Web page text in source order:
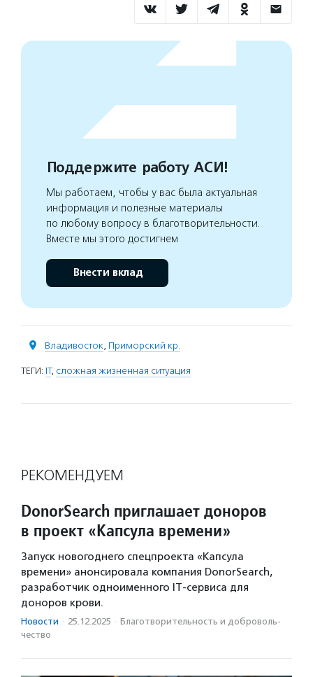
Поддержите работу АСИ!
Мы работаем, чтобы у вас была актуальная
информация и полезные материалы
по любому вопросу в благотворительности.
Вместе мы этого достигнем
Внести вклад
Владивосток, Приморский кр.
ТЕГИ: IT, сложная жизненная ситуация
РЕКОМЕНДУЕМ
DonorSearch приглашает доноров
в проект «Капсула времени»
Запуск новогоднего спецпроекта «Капсула
времени» анонсировала компания DonorSearch,
разработчик одноименного IT-сервиса для
доноров крови.
Новости · 25.12.2025 · Благотвори­тель­ность и доброволь­
чест­во